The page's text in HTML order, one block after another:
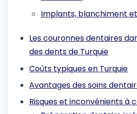
Implants, blanchiment
Les couronnes dentaires
des dents de Turquie
Coûts typiques en Turquie
Avantages des soins
Risques et inconvénients à